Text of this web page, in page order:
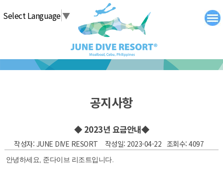
Select Language▼
공지사항
◆ 2023년 요금안내◆
작성자: JUNE DIVE RESORT 작성일: 2023-04-22 조회수: 4097
안녕하세요, 준다이브 리조트입니다.